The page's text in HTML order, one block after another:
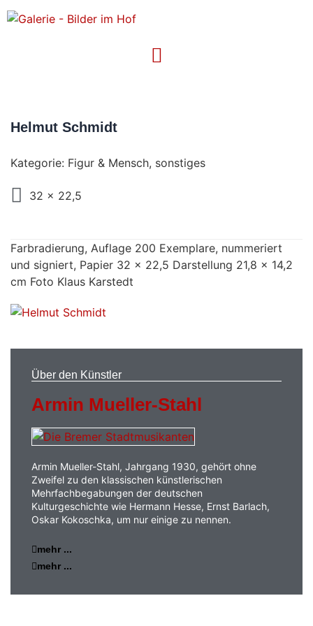
Helmut Schmidt
Kategorie: Figur & Mensch, sonstiges
32 x 22,5
Farbradierung, Auflage 200 Exemplare, nummeriert
und signiert, Papier 32 x 22,5 Darstellung 21,8 x 14,2
cm Foto Klaus Karstedt
Über den Künstler
Armin Mueller-Stahl
Armin Mueller-Stahl, Jahrgang 1930, gehört ohne
Zweifel zu den klassischen künstlerischen
Mehrfachbegabungen der deutschen
Kulturgeschichte wie Hermann Hesse, Ernst Barlach,
Oskar Kokoschka, um nur einige zu nennen.
mehr ...
mehr ...